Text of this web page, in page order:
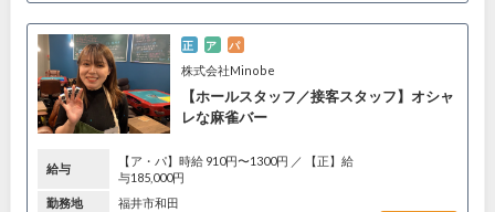
正 ア パ
株式会社Minobe
【ホールスタッフ／接客スタッフ】オシャ
レな麻雀バー
給与
【ア・パ】時給 910円〜1300円 ／ 【正】給
与185,000円
勤務地
福井市和田